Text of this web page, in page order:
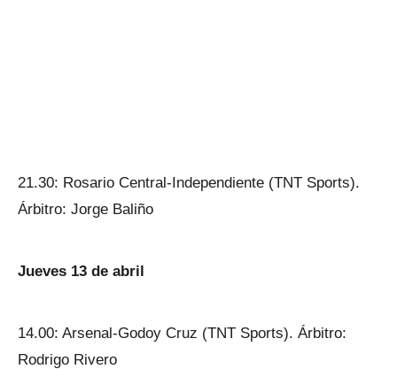
21.30: Rosario Central-Independiente (TNT Sports).
Árbitro: Jorge Baliño
Jueves 13 de abril
14.00: Arsenal-Godoy Cruz (TNT Sports). Árbitro:
Rodrigo Rivero